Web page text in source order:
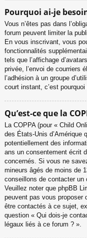
Pourquoi ai-je
Vous n’êtes pas dans
forum peuvent limiter la
En vous inscrivant, vous
fonctionnalités
tels que l’affichage
privée, l’envoi de courriers
l’adhésion à un groupe
court instant, c’est
Qu’est-ce que la
La COPPA (pour « Child
des États-Unis d’Amérique
potentiellement des
ans un consentement écrit
concernés. Si vous ne
mineurs âgés de moins de
conseillons de contacter un
Veuillez noter que phpBB
peuvent pas vous proposer
être contactés à ce sujet,
question « Qui dois-je
légaux liés à ce forum ? ».